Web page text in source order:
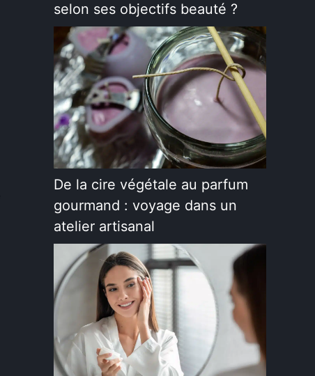
selon ses objectifs beauté ?
De la cire végétale au parfum
gourmand : voyage dans un
atelier artisanal